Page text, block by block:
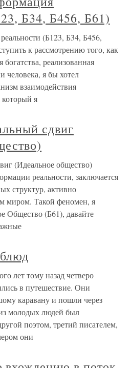
Б34, Б456, Б61)
(Б123, Б34, Б456,
к рассмотрению того, как
реализованная
человека, я бы хотел
взаимодействия
который я
сдвиг
(Идеальное общество)
реальности, заключается
структур, активно
миром. Такой феномен, я
Общество (Б61), давайте
лет тому назад четверо
в путешествие. Они
каравану и пошли через
молодых людей был
поэтом, третий писателем,
они